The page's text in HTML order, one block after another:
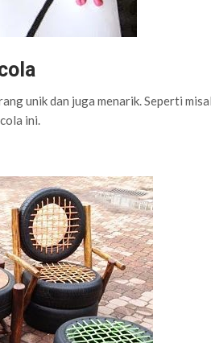
unik dan juga menarik. Seperti
ini.